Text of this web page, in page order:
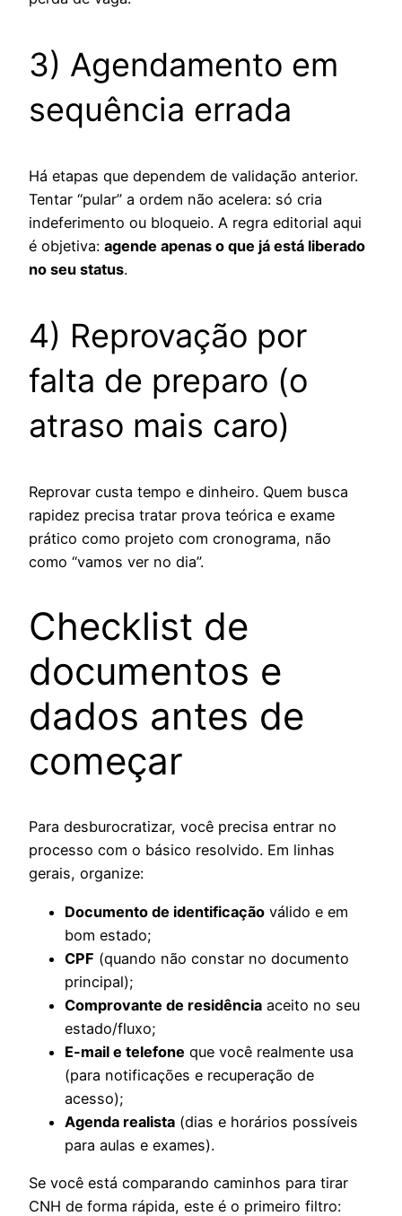
3) Agendamento em
sequência errada
Há etapas que dependem de validação anterior.
Tentar “pular” a ordem não acelera: só cria
indeferimento ou bloqueio. A regra editorial aqui
é objetiva: agende apenas o que já está liberado
no seu status.
4) Reprovação por
falta de preparo (o
atraso mais caro)
Reprovar custa tempo e dinheiro. Quem busca
rapidez precisa tratar prova teórica e exame
prático como projeto com cronograma, não
como “vamos ver no dia”.
Checklist de
documentos e
dados antes de
começar
Para desburocratizar, você precisa entrar no
processo com o básico resolvido. Em linhas
gerais, organize:
Documento de identificação válido e em
bom estado;
CPF (quando não constar no documento
principal);
Comprovante de residência aceito no seu
estado/fluxo;
E-mail e telefone que você realmente usa
(para notificações e recuperação de
acesso);
Agenda realista (dias e horários possíveis
para aulas e exames).
Se você está comparando caminhos para tirar
CNH de forma rápida, este é o primeiro filtro: